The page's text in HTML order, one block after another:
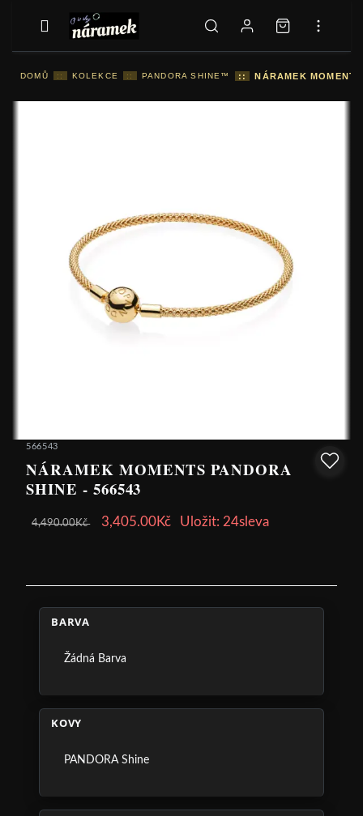
DOMŮ :: KOLEKCE :: PANDORA SHINE™ :: NÁRAMEK
566543
NÁRAMEK MOMENTS PANDORA
SHINE - 566543
4,490.00Kč 3,405.00Kč Uložit: 24sleva
BARVA
Žádná Barva
KOVY
PANDORA Shine